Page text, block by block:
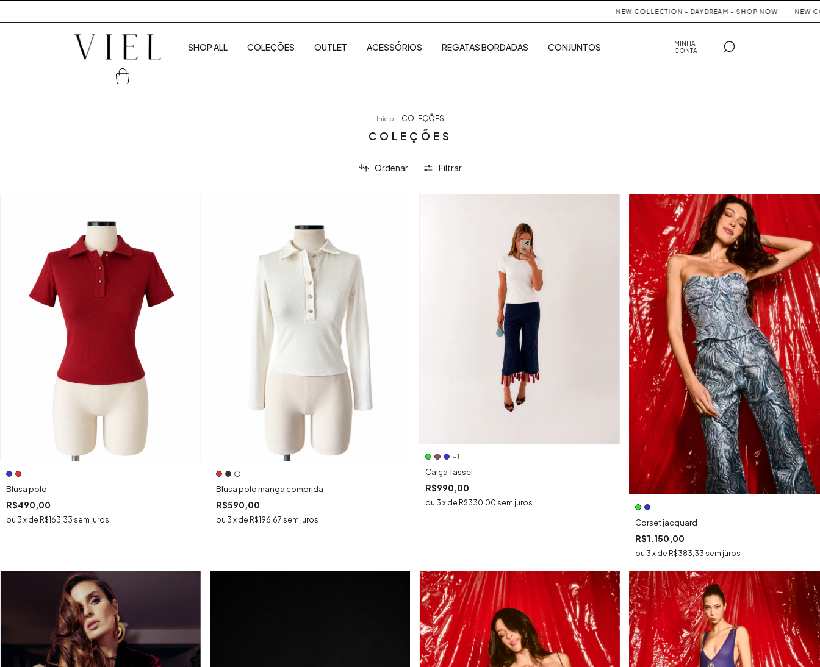
NEW COLLECTION - DAYDREAM - SHOP NOW NEW COLLECTION - DAYDREAM -
SHOP ALL COLEÇÕES OUTLET ACESSÓRIOS REGATAS BORDADAS CONJUNTOS
MINHA
CONTA
Início . COLEÇÕES
COLEÇÕES
Ordenar Filtrar
Blusa polo
R$490,00
3 x de R$163,33 sem juros
Blusa polo manga comprida
R$590,00
3 x de R$196,67 sem juros
+1
Calça Tassel
R$990,00
3 x de R$330,00 sem juros
Corset jacquard
R$1.150,00
3 x de R$383,33 sem juros